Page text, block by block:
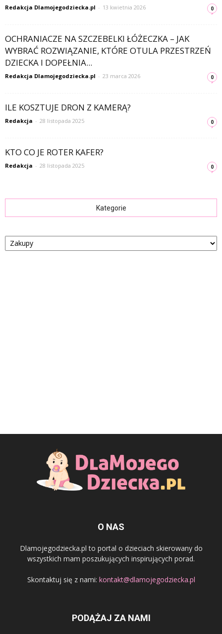
Redakcja Dlamojegodziecka.pl - 13 kwietnia 2026 0
OCHRANIACZE NA SZCZEBELKI ŁÓŻECZKA – JAK
WYBRAĆ ROZWIĄZANIE, KTÓRE OTULA PRZESTRZEŃ
DZIECKA I DOPEŁNIA...
Redakcja Dlamojegodziecka.pl - 23 marca 2026 0
ILE KOSZTUJE DRON Z KAMERĄ?
Redakcja - 28 listopada 2025 0
KTO CO JE ROTER KAFER?
Redakcja - 28 listopada 2025 0
Kategorie
Kategorie
O NAS
Dlamojegodziecka.pl to portal o dzieciach skierowany do
wszystkich mam poszukujących inspirujących porad.
Skontaktuj się z nami: kontakt@dlamojegodziecka.pl
PODĄŻAJ ZA NAMI